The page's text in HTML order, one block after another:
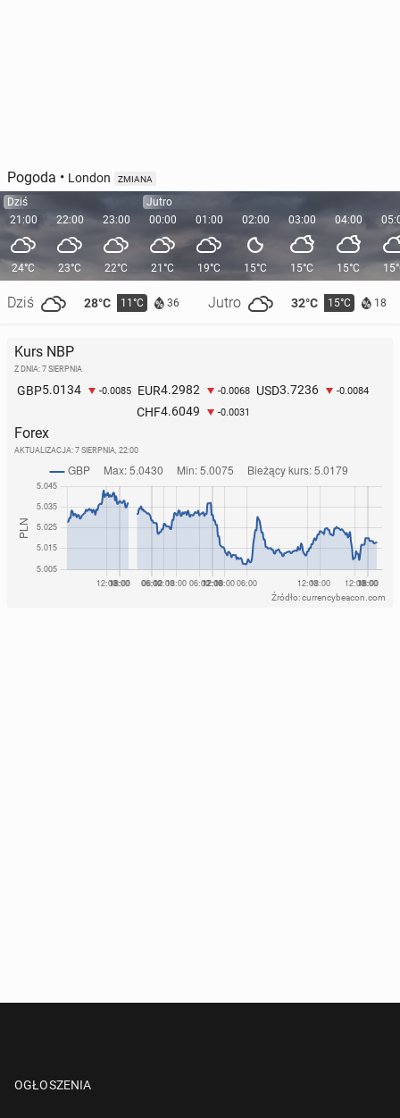
Pogoda • London ZMIANA
Dziś
21:00
24°C
Dziś 28°C 11°C 36 Jutro 32°C 15°C 18
22:00
23°C
23:00
22°C
Jutro
00:00
21°C
01:00
19°C
02:00
15°C
03:00
15°C
04:00
15°C
Kurs NBP
Z DNIA: 7 SIERPNIA
GBP5.0134 -0.0085 EUR4.2982 -0.0068 USD3.7236 -0.0084
CHF4.6049 -0.0031
Forex
AKTUALIZACJA: 7 SIERPNIA, 22:00
Źródło: currencybeacon.com
OGŁOSZENIA